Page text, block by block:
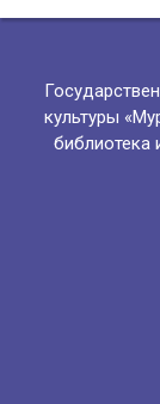
культуры